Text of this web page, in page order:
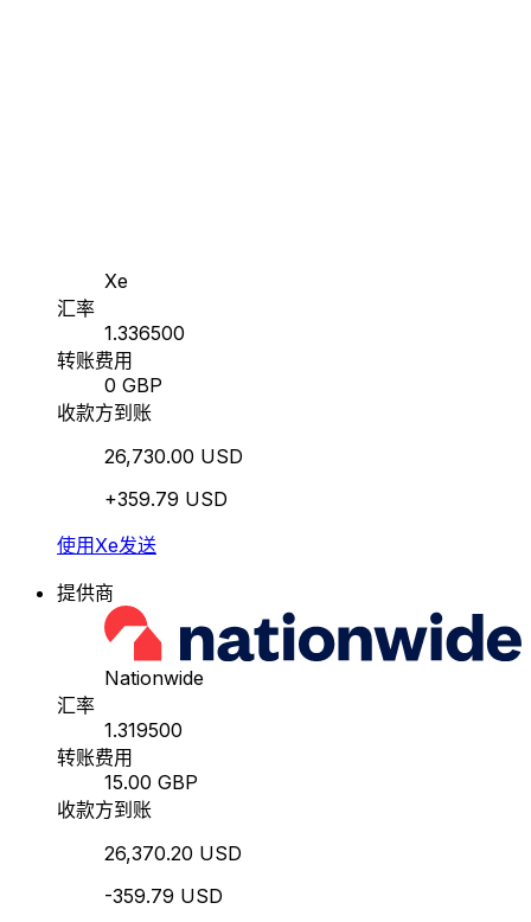
Xe
汇率
1.336500
转账费用
0 GBP
收款方到账
26,730.00 USD
+359.79 USD
使用Xe发送
提供商
Nationwide
汇率
1.319500
转账费用
15.00 GBP
收款方到账
26,370.20 USD
-359.79 USD